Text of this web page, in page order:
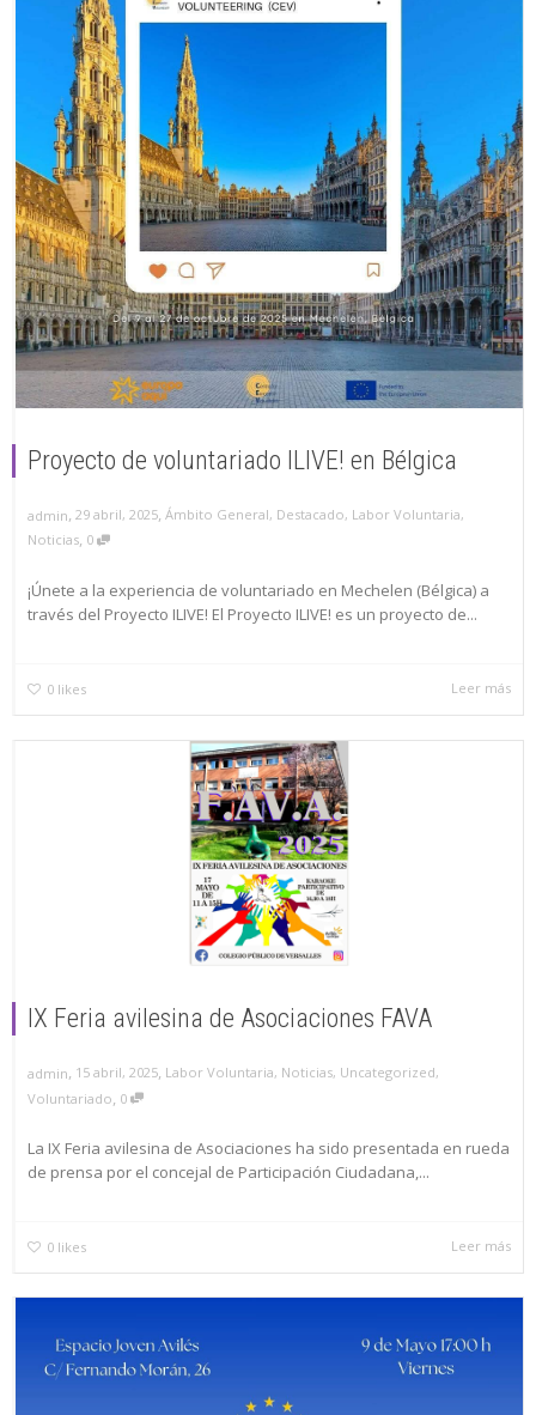
Proyecto de voluntariado ILIVE! en Bélgica
admin, 29 abril, 2025, Ámbito General, Destacado, Labor Voluntaria,
Noticias, 0
¡Únete a la experiencia de voluntariado en Mechelen (Bélgica) a
través del Proyecto ILIVE! El Proyecto ILIVE! es un proyecto de...
0 likes Leer más
IX Feria avilesina de Asociaciones FAVA
admin, 15 abril, 2025, Labor Voluntaria, Noticias, Uncategorized,
Voluntariado, 0
La IX Feria avilesina de Asociaciones ha sido presentada en rueda
de prensa por el concejal de Participación Ciudadana,...
0 likes Leer más